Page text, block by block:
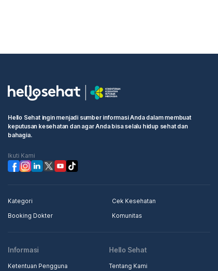
Hello Sehat ingin menjadi sumber informasi Anda dalam membuat
keputusan kesehatan dan agar Anda bisa selalu hidup sehat dan
bahagia.
Ikuti Kami
Kategori
Cek Kesehatan
Booking Dokter
Komunitas
Informasi
Ketentuan Pengguna
Hello Sehat
Tentang Kami